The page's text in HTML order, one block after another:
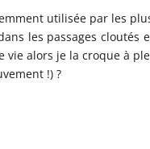
utilisée par les
les passages cloutés
vie alors je la croque à
!) ?